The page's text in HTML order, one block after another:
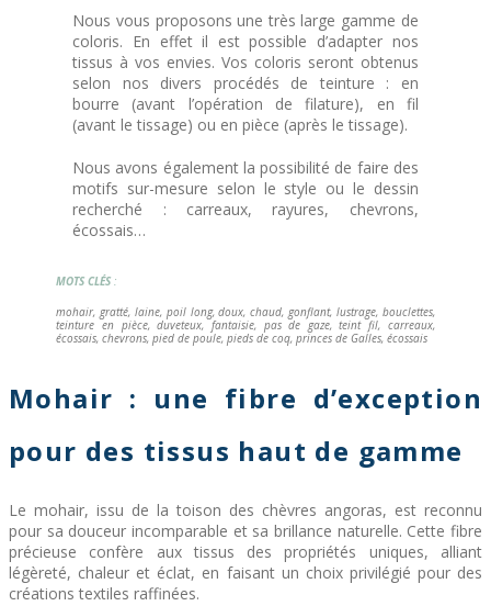
Nous vous proposons une très large gamme de
coloris. En effet il est possible d’adapter nos
tissus à vos envies. Vos coloris seront obtenus
selon nos divers procédés de teinture : en
bourre (avant l’opération de filature), en fil
(avant le tissage) ou en pièce (après le tissage).
Nous avons également la possibilité de faire des
motifs sur-mesure selon le style ou le dessin
recherché : carreaux, rayures, chevrons,
écossais…
MOTS CLÉS :
mohair, gratté, laine, poil long, doux, chaud, gonflant, lustrage, bouclettes,
teinture en pièce, duveteux, fantaisie, pas de gaze, teint fil, carreaux,
écossais, chevrons, pied de poule, pieds de coq, princes de Galles, écossais
Mohair : une fibre d’exception
pour des tissus haut de gamme
Le mohair, issu de la toison des chèvres angoras, est reconnu
pour sa douceur incomparable et sa brillance naturelle. Cette fibre
précieuse confère aux tissus des propriétés uniques, alliant
légèreté, chaleur et éclat, en faisant un choix privilégié pour des
créations textiles raffinées.